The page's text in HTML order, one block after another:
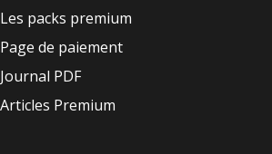
Les packs premium
Page de paiement
Journal PDF
Articles Premium